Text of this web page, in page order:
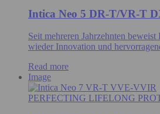
Intica Neo 5 DR-T/VR-T
Seit mehreren Jahrzehnten
wieder Innovation und
Read more
Image
PERFECTING LIFELONG